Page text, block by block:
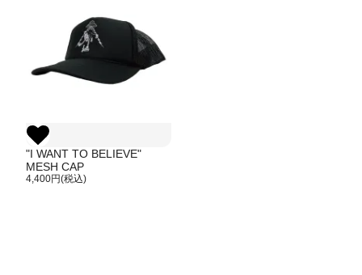
"I WANT TO BELIEVE"
MESH CAP
4,400円(税込)